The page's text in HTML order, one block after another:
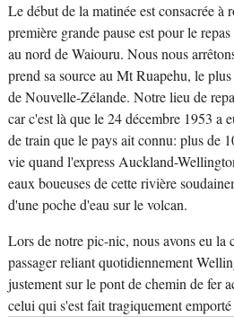
Le début de la matinée est consacrée
première grande pause est pour le
au nord de Waiouru. Nous nous
prend sa source au Mt Ruapehu, le
de Nouvelle-Zélande. Notre lieu de
car c'est là que le 24 décembre 1953 a
de train que le pays ait connu: plus de
vie quand l'express Auckland-
eaux boueuses de cette rivière
d'une poche d'eau sur le volcan.
Lors de notre pic-nic, nous avons eu la
passager reliant quotidiennement
justement sur le pont de chemin de fer
celui qui s'est fait tragiquement